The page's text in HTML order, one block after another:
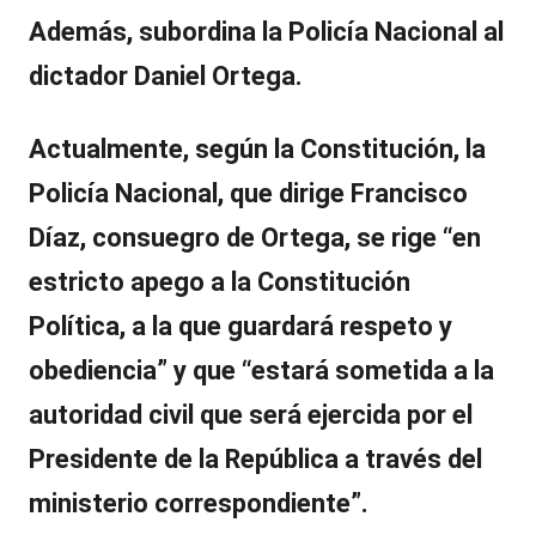
Además, subordina la Policía Nacional al
dictador Daniel Ortega.
Actualmente, según la Constitución, la
Policía Nacional, que dirige Francisco
Díaz, consuegro de Ortega, se rige “en
estricto apego a la Constitución
Política, a la que guardará respeto y
obediencia” y que “estará sometida a la
autoridad civil que será ejercida por el
Presidente de la República a través del
ministerio correspondiente”.